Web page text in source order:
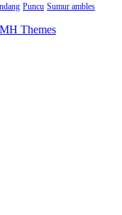
Puncu Sumur ambles
MH Themes